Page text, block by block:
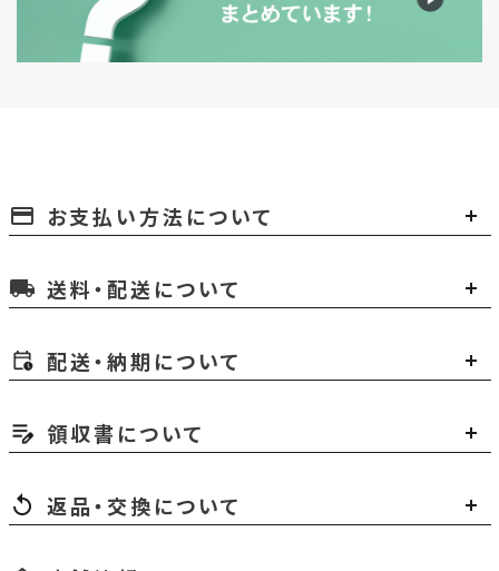
payment お支払い方法について
local_shipping 送料・配送について
配送・納期について
領収書について
返品・交換について